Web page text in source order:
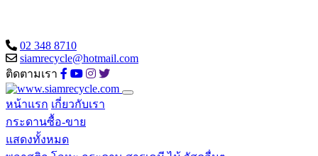
02 348 8710
siamrecycle@hotmail.com
ติดตามเรา
หน้าแรก เกี่ยวกับเรา
กระดานซื้อ-ขาย
แสดงทั้งหมด